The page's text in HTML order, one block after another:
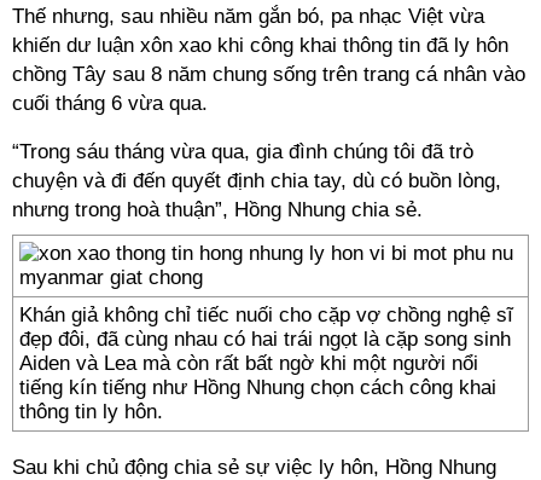
Thế nhưng, sau nhiều năm gắn bó, pa nhạc Việt vừa
khiến dư luận xôn xao khi công khai thông tin đã ly hôn
chồng Tây sau 8 năm chung sống trên trang cá nhân vào
cuối tháng 6 vừa qua.
“Trong sáu tháng vừa qua, gia đình chúng tôi đã trò
chuyện và đi đến quyết định chia tay, dù có buồn lòng,
nhưng trong hoà thuận”, Hồng Nhung chia sẻ.
Khán giả không chỉ tiếc nuối cho cặp vợ chồng nghệ sĩ
đẹp đôi, đã cùng nhau có hai trái ngọt là cặp song sinh
Aiden và Lea mà còn rất bất ngờ khi một người nổi
tiếng kín tiếng như Hồng Nhung chọn cách công khai
thông tin ly hôn.
Sau khi chủ động chia sẻ sự việc ly hôn, Hồng Nhung